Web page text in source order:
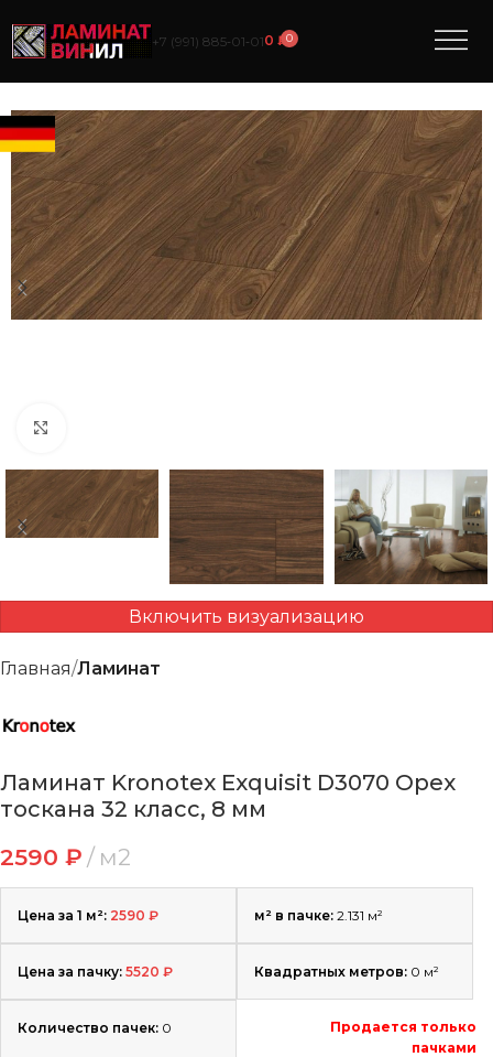
+7 (991) 885‑01‑010₽0
Включить визуализацию
Главная Ламинат
Ламинат Kronotex Exquisit D3070 Орех
тоскана 32 класс, 8 мм
2590 ₽ м2
Цена за 1 м²: 2590 ₽ м² в пачке: 2.131 м²
Цена за пачку: 5520 ₽ Квадратных метров: 0 м²
Количество пачек: 0
Продается только
пачками